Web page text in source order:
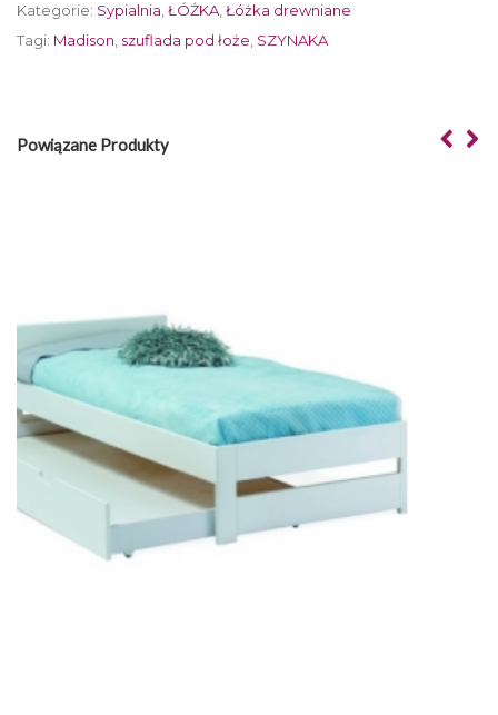
Kategorie: Sypialnia ŁÓŻKA Łóżka drewniane
Tagi: Madison szuflada pod łoże SZYNAKA
Powiązane Produkty